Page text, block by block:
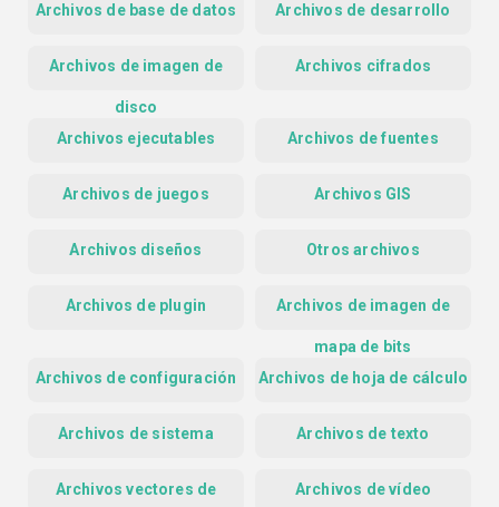
Archivos de base de datos Archivos de desarrollo
Archivos de imagen de
disco
Archivos cifrados
Archivos ejecutables Archivos de fuentes
Archivos de juegos Archivos GIS
Archivos diseños Otros archivos
Archivos de plugin Archivos de imagen de
mapa de bits
Archivos de configuración
Archivos de hoja de cálculo
Archivos de sistema Archivos de texto
Archivos vectores de Archivos de vídeo